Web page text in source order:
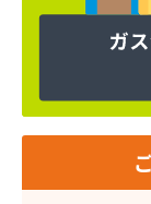
加藤プロパ
河野商事(株
(株)TOKAI